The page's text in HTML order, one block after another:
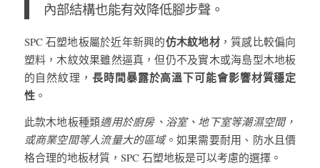
內部結構也能有效降低腳步聲。
SPC 石塑地板屬於近年新興的仿木紋地材，質感比較偏向
塑料，木紋效果雖然逼真，但仍不及實木或海島型木地板
的自然紋理，長時間暴露於高溫下可能會影響材質穩定
性。
此款木地板種類適用於廚房、浴室、地下室等潮濕空間，
或商業空間等人流量大的區域。如果需要耐用、防水且價
格合理的地板材質，SPC 石塑地板是可以考慮的選擇。